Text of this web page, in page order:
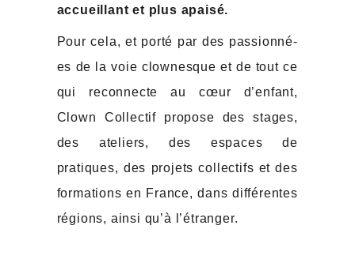
accueillant et plus apaisé.
Pour cela, et porté par des passionné-
es de la voie clownesque et de tout ce
qui reconnecte au cœur d’enfant,
Clown Collectif propose des stages,
des ateliers, des espaces de
pratiques, des projets collectifs et des
formations en France, dans différentes
régions, ainsi qu’à l’étranger.